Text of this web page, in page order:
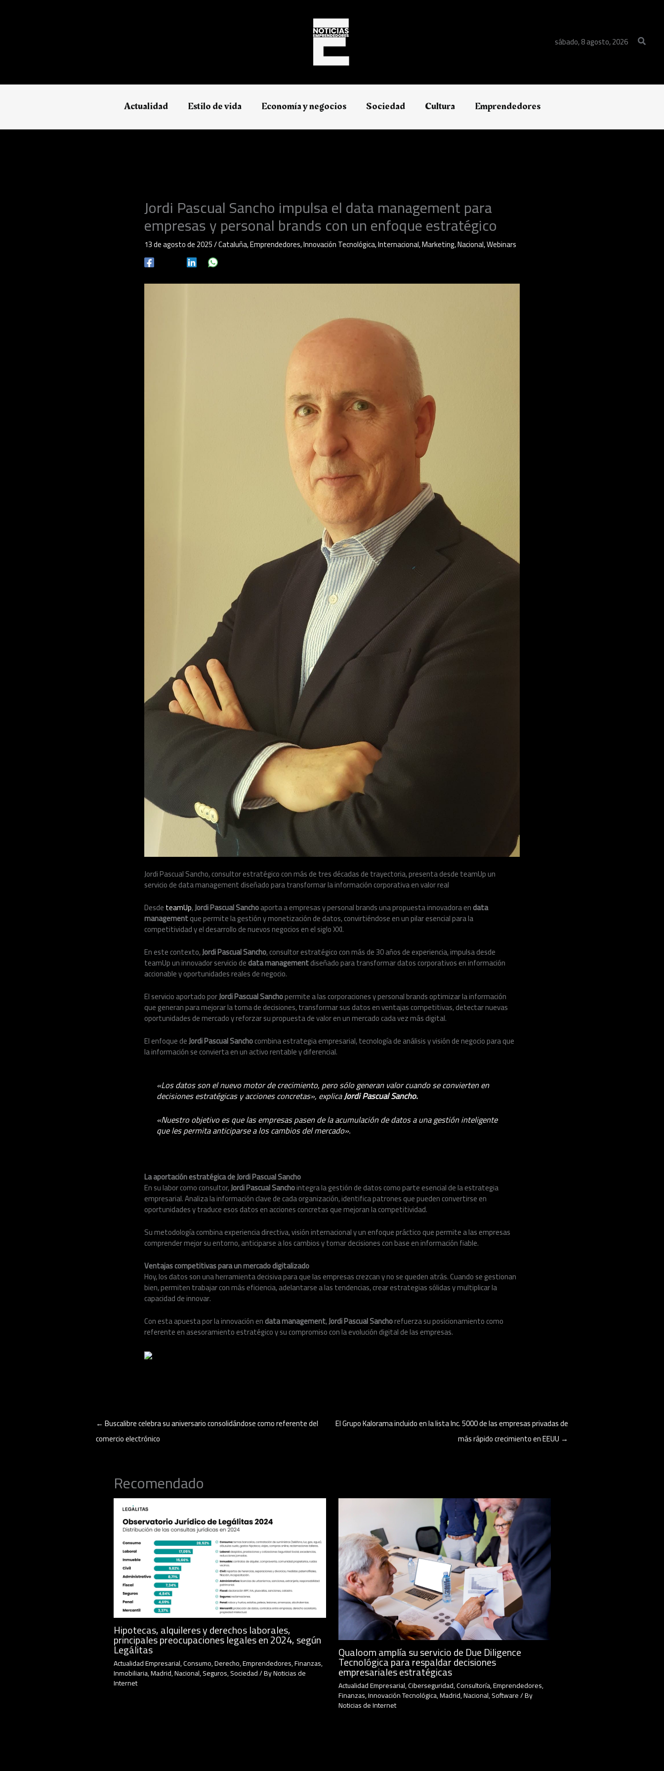
sábado, 8 agosto, 2026
Buscar
Actualidad Estilo de vida Economía y negocios​ Sociedad Cultura Emprendedores
Jordi Pascual Sancho impulsa el data management para
empresas y personal brands con un enfoque estratégico
13 de agosto de 2025/Cataluña,Emprendedores,Innovación Tecnológica,Internacional,Marketing,Nacional,Webinars
Jordi Pascual Sancho, consultor estratégico con más de tres décadas de trayectoria, presenta desde teamUp un
servicio de data management diseñado para transformar la información corporativa en valor real
DesdeteamUp,Jordi Pascual Sanchoaporta a empresas y personal brands una propuesta innovadora endata
managementque permite la gestión y monetización de datos, convirtiéndose en un pilar esencial para la
competitividad y el desarrollo de nuevos negocios en el siglo XXI.
En este contexto,Jordi Pascual Sancho, consultor estratégico con más de 30 años de experiencia, impulsa desde
teamUp un innovador servicio dedata managementdiseñado para transformar datos corporativos en información
accionable y oportunidades reales de negocio.
El servicio aportado porJordi Pascual Sanchopermite a las corporaciones y personal brands optimizar la información
que generan para mejorar la toma de decisiones, transformar sus datos en ventajas competitivas, detectar nuevas
oportunidades de mercado y reforzar su propuesta de valor en un mercado cada vez más digital.
El enfoque deJordi Pascual Sanchocombina estrategia empresarial, tecnología de análisis y visión de negocio para que
la información se convierta en un activo rentable y diferencial.
«Los datos son el nuevo motor de crecimiento, pero sólo generan valor cuando se convierten en
decisiones estratégicas y acciones concretas», explicaJordi Pascual Sancho.
«Nuestro objetivo es que las empresas pasen de la acumulación de datos a una gestión inteligente
que les permita anticiparse a los cambios del mercado».
La aportación estratégica de Jordi Pascual Sancho
En su labor como consultor,Jordi Pascual Sanchointegra la gestión de datos como parte esencial de la estrategia
empresarial. Analiza la información clave de cada organización, identifica patrones que pueden convertirse en
oportunidades y traduce esos datos en acciones concretas que mejoran la competitividad.
Su metodología combina experiencia directiva, visión internacional y un enfoque práctico que permite a las empresas
comprender mejor su entorno, anticiparse a los cambios y tomar decisiones con base en información fiable.
Ventajas competitivas para un mercado digitalizado
Hoy, los datos son una herramienta decisiva para que las empresas crezcan y no se queden atrás. Cuando se gestionan
bien, permiten trabajar con más eficiencia, adelantarse a las tendencias, crear estrategias sólidas y multiplicar la
capacidad de innovar.
Con esta apuesta por la innovación endata management,Jordi Pascual Sanchorefuerza su posicionamiento como
referente en asesoramiento estratégico y su compromiso con la evolución digital de las empresas.
← Buscalibre celebra su aniversario consolidándose como referente del
comercio electrónico
El Grupo Kalorama incluido en la lista Inc. 5000 de las empresas privadas de
más rápido crecimiento en EEUU →
Recomendado
Hipotecas, alquileres y derechos laborales,
principales preocupaciones legales en 2024, según
Legálitas
Actualidad Empresarial,Consumo,Derecho,Emprendedores,Finanzas,
Inmobiliaria,Madrid,Nacional,Seguros,Sociedad/ ByNoticias de
Internet
Qualoom amplía su servicio de Due Diligence
Tecnológica para respaldar decisiones
empresariales estratégicas
Actualidad Empresarial,Ciberseguridad,Consultoría,Emprendedores,
Finanzas,Innovación Tecnológica,Madrid,Nacional,Software/ By
Noticias de Internet